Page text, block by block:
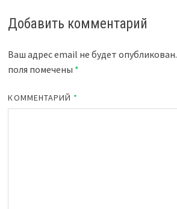
Добавить комментарий
Ваш адрес email не будет опубликован.
поля помечены *
КОММЕНТАРИЙ *